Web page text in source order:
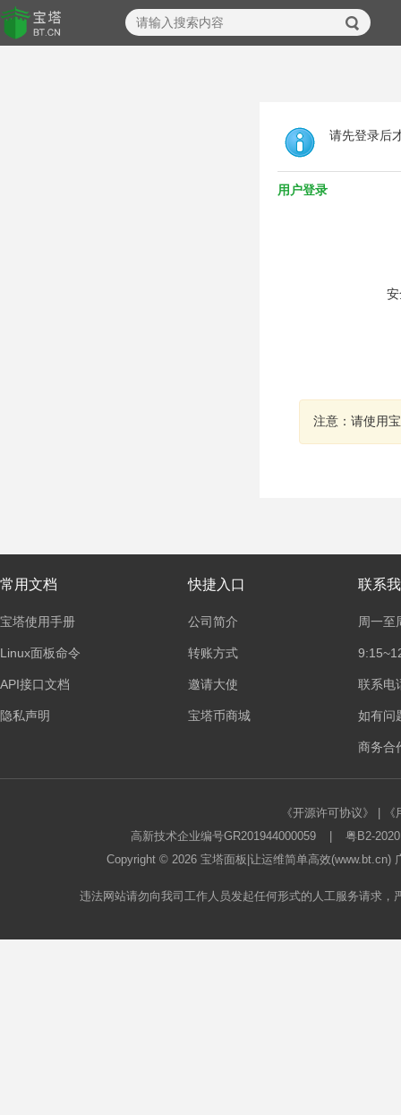
请先登录后
用户登录
注意：请使用
常用文档
宝塔使用手册
Linux面板命令
API接口文档
隐私声明
快捷入口
公司简介
转账方式
邀请大使
宝塔币商城
联系
周一至
联系电
如有问
商务合
《开源许可协议》
高新技术企业编号GR201944000059
粤B2-
Copyright © 2026 宝塔面板 |让运维简单高效
违法网站请勿向我司工作人员发起任何形式的人工服务请求，